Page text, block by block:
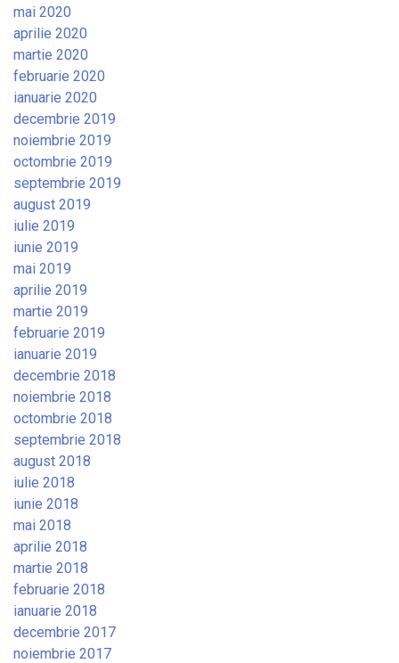
mai 2020
aprilie 2020
martie 2020
februarie 2020
ianuarie 2020
decembrie 2019
noiembrie 2019
octombrie 2019
septembrie 2019
august 2019
iulie 2019
iunie 2019
mai 2019
aprilie 2019
martie 2019
februarie 2019
ianuarie 2019
decembrie 2018
noiembrie 2018
octombrie 2018
septembrie 2018
august 2018
iulie 2018
iunie 2018
mai 2018
aprilie 2018
martie 2018
februarie 2018
ianuarie 2018
decembrie 2017
noiembrie 2017